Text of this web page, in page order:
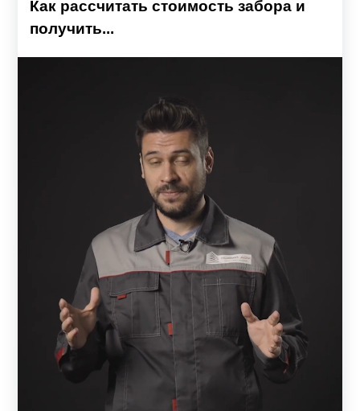
Как рассчитать стоимость забора и
получить...